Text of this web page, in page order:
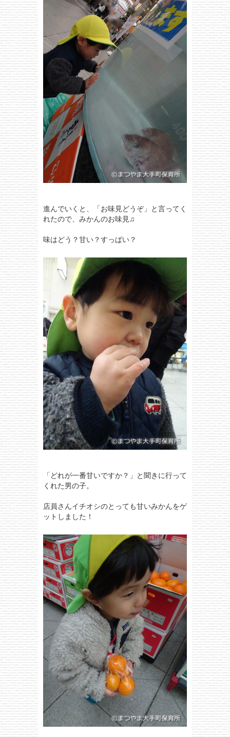
進んでいくと、「お味見どうぞ」と言ってく
れたので、みかんのお味見♫
味はどう？甘い？すっぱい？
「どれが一番甘いですか？」と聞きに行って
くれた男の子。
店員さんイチオシのとっても甘いみかんをゲ
ットしました！